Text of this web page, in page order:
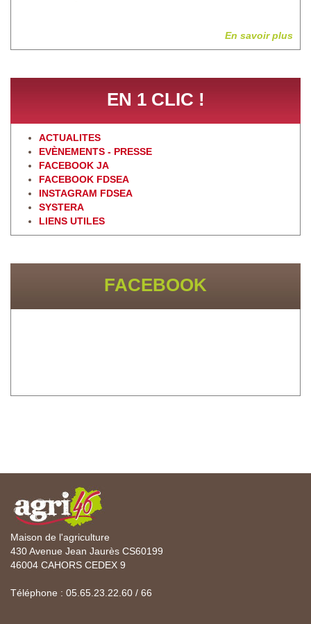
En savoir plus
EN 1 CLIC !
ACTUALITES
EVÈNEMENTS - PRESSE
FACEBOOK JA
FACEBOOK FDSEA
INSTAGRAM FDSEA
SYSTERA
LIENS UTILES
FACEBOOK
Maison de l'agriculture
430 Avenue Jean Jaurès CS60199
46004 CAHORS CEDEX 9
Téléphone : 05.65.23.22.60 / 66